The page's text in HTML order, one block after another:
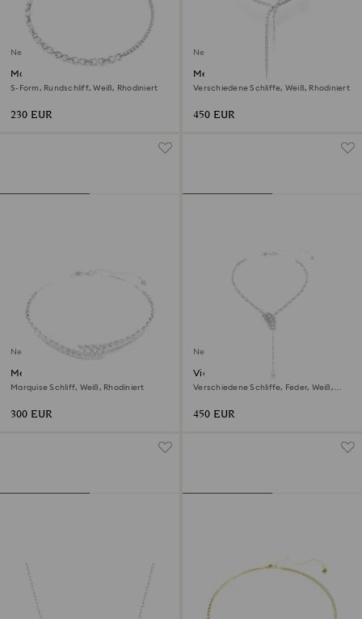
Neu
Matrix Halskette
S-Form, Rundschliff, Weiß, Rhodiniert
230 EUR
Neu
Mesmera Y-Halskette
Verschiedene Schliffe, Weiß, Rhodiniert
450 EUR
Neu
Mesmera Halskette
Marquise Schliff, Weiß, Rhodiniert
300 EUR
Neu
Vienna Y-Halskette
Verschiedene Schliffe, Feder, Weiß,
450 EUR